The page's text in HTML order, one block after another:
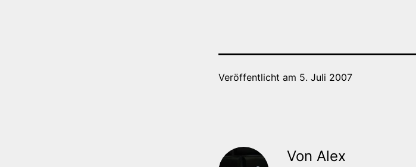
Veröffentlicht am 5. Juli 2007
Von Alex